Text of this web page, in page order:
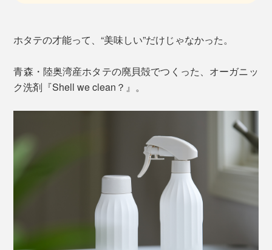
ホタテの才能って、“美味しい”だけじゃなかった。
青森・陸奥湾産ホタテの廃貝殻でつくった、オーガニッ
ク洗剤『Shell we clean？』。